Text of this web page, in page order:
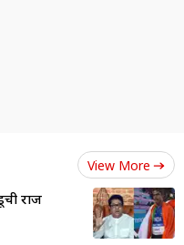
View More
राज